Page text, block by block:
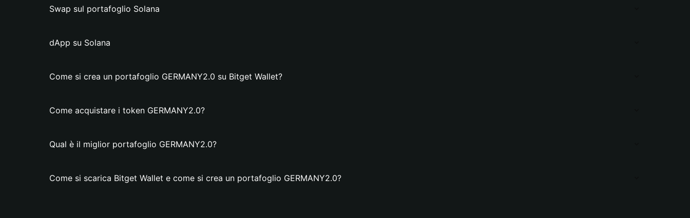
Swap sul portafoglio Solana
dApp su Solana
Come si crea un portafoglio GERMANY2.0 su Bitget Wallet?
Come acquistare i token GERMANY2.0?
Qual è il miglior portafoglio GERMANY2.0?
Come si scarica Bitget Wallet e come si crea un portafoglio GERMANY2.0?